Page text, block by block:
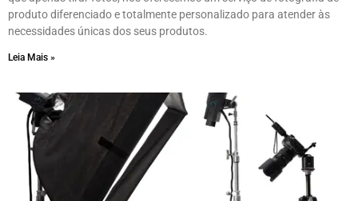
produto diferenciado e totalmente personalizado para atender às
necessidades únicas dos seus produtos.
Leia Mais »